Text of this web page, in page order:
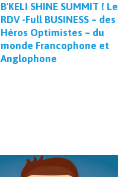
B'KELI SHINE SUMMIT ! Le
RDV -Full BUSINESS – des
Héros Optimistes – du
monde Francophone et
Anglophone